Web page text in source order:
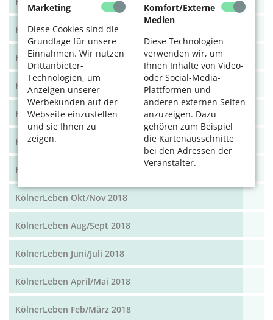
Marketing
Diese Cookies sind die
Grundlage für unsere
Einnahmen. Wir nutzen
Drittanbieter-
Technologien, um
Anzeigen unserer
Werbekunden auf der
Webseite einzustellen
und sie Ihnen zu
zeigen.
Komfort/Externe
Medien
Diese Technologien
verwenden wir, um
Ihnen Inhalte von Video-
oder Social-Media-
Plattformen und
anderen externen Seiten
anzuzeigen. Dazu
gehören zum Beispiel
die Kartenausschnitte
bei den Adressen der
Veranstalter.
KölnerLeben Okt/Nov 19
KölnerLeben Aug/Sept 2019
KölnerLeben Juni/Juli 2019
KölnerLeben April/Mai 2019
KölnerLeben Feb/März 2019
KölnerLeben Dez 18/Jan 19
KölnerLeben Okt/Nov 2018
KölnerLeben Aug/Sept 2018
KölnerLeben Juni/Juli 2018
KölnerLeben April/Mai 2018
KölnerLeben Feb/März 2018